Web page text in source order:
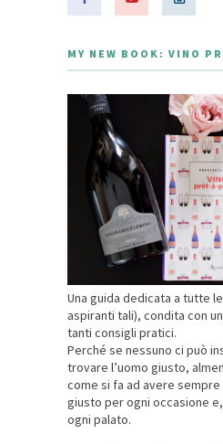
MY NEW BOOK: VINO
Una guida dedicata a tutte
aspiranti tali), condita con
tanti consigli pratici.
Perché se nessuno ci può
trovare l’uomo giusto,
come si fa ad avere
giusto per ogni occasione
ogni palato.